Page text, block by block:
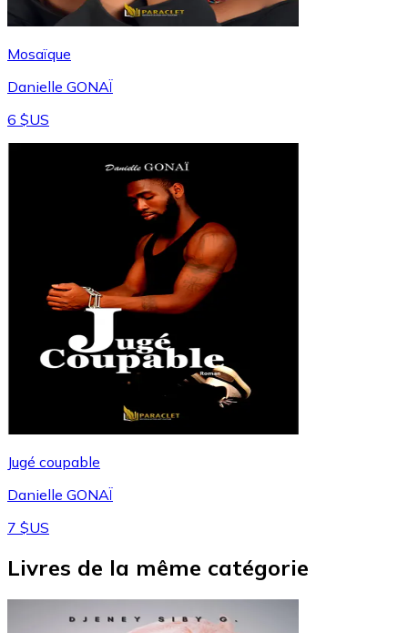
Mosaïque
Danielle GONAÏ
6 $US
Jugé coupable
Danielle GONAÏ
7 $US
Livres de la même catégorie